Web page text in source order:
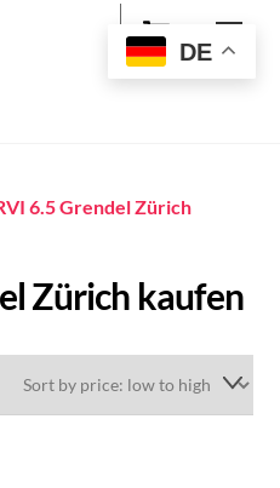
Cart
6.5 Grendel Zürich
Zürich kaufen
DE